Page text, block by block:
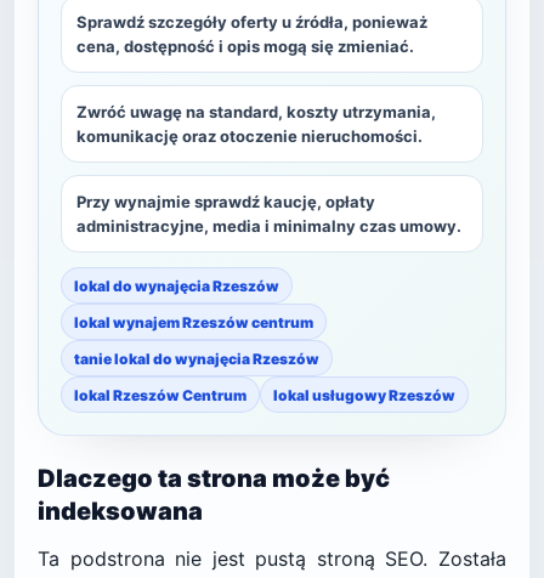
Sprawdź szczegóły oferty u źródła, ponieważ
cena, dostępność i opis mogą się zmieniać.
Zwróć uwagę na standard, koszty utrzymania,
komunikację oraz otoczenie nieruchomości.
Przy wynajmie sprawdź kaucję, opłaty
administracyjne, media i minimalny czas umowy.
lokal do wynajęcia Rzeszów
lokal wynajem Rzeszów centrum
tanie lokal do wynajęcia Rzeszów
lokal Rzeszów Centrum
lokal usługowy Rzeszów
Dlaczego ta strona może być
indeksowana
Ta podstrona nie jest pustą stroną SEO. Została